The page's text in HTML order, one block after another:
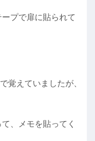
プで扉に貼られて
覚えていましたが、
、メモを貼ってく